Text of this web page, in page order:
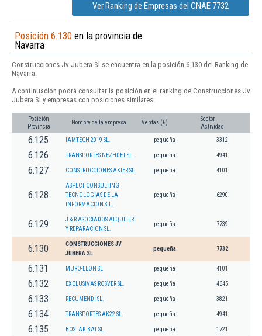
Ver Ranking de Empresas del CNAE 7732
Posición 6.130 en la provincia de
Navarra
Construcciones Jv Jubera Sl se encuentra en la posición 6.130 del Ranking de
Navarra.
A continuación podrá consultar la posición en el ranking de Construcciones Jv
Jubera Sl y empresas con posiciones similares:
Posición
Provincia
Nombre de la empresa Ventas (€)
Sector
Actividad
6.125 IAMTECH 2019 SL. pequeña 3312
6.126 TRANSPORTES NEZHDET SL. pequeña 4941
6.127 CONSTRUCCIONES AKIER SL pequeña 4101
6.128
ASPECT CONSULTING
TECNOLOGIAS DE LA
INFORMACION S.L.
pequeña 6290
6.129
J & R ASOCIADOS ALQUILER
Y REPARACION SL.
pequeña 7739
6.130
CONSTRUCCIONES JV
JUBERA SL
pequeña 7732
6.131 MURO-LEON SL pequeña 4101
6.132 EXCLUSIVAS ROSVER SL. pequeña 4645
6.133 RECUMENDI SL. pequeña 3821
6.134 TRANSPORTES AK22 SL. pequeña 4941
6.135 BOSTAK BAT SL pequeña 1721